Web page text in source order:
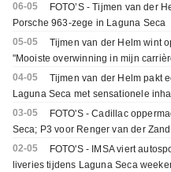
06-05
FOTO’S - Tijmen van der
Porsche 963-zege in Laguna Seca
05-05
Tijmen van der Helm wint
"Mooiste overwinning in mijn
04-05
Tijmen van der Helm pakt
Laguna Seca met sensationele
03-05
FOTO'S - Cadillac
Seca; P3 voor Renger van der
02-05
FOTO'S - IMSA viert
liveries tijdens Laguna Seca